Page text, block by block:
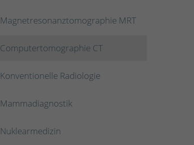
Magnetresonanztomographie MRT
Computertomographie CT
Konventionelle Radiologie
Mammadiagnostik
Nuklearmedizin